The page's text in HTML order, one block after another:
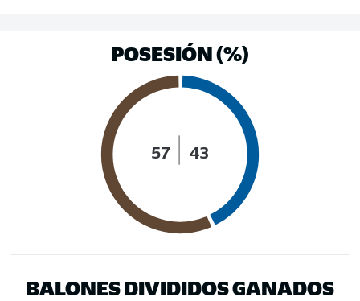
POSESIÓN (%)
57 43
BALONES DIVIDIDOS GANADOS